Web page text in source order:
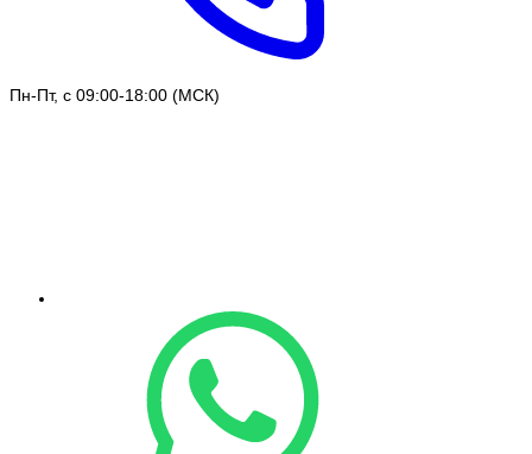
Пн-Пт, с 09:00-18:00 (МСК)